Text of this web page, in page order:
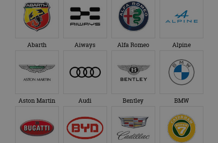
Abarth Aiways Alfa Romeo Alpine
Aston Martin Audi Bentley BMW